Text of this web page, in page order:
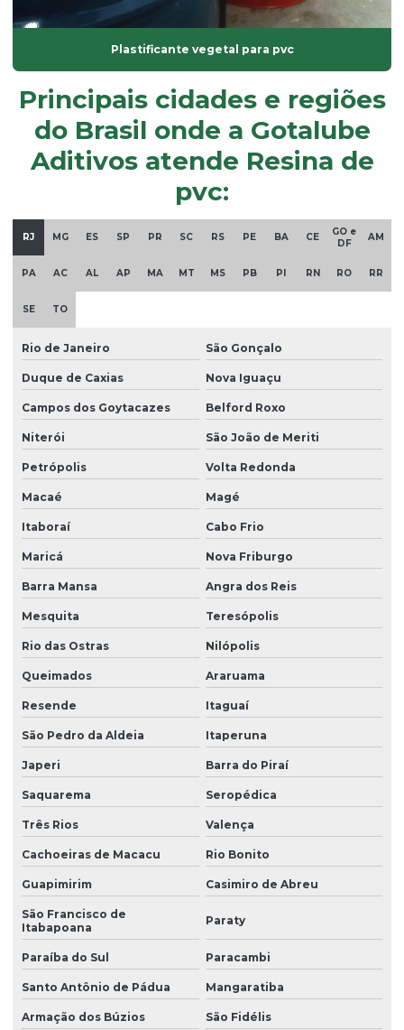
óleos plastificantes
Onde comprar plastificantes
óxido de alumínio
óxido de magnésio
óxido de zinco em pó
Plastificante de base vegetal atóxico
Plastificante de poliuretano
Plastificante vegetal para pvc
Plastisol
Plastisol para aplicações
Plastisol atóxico
Plastisol pvc
Querosene desodorizado
Querosene desodorizado preço
Redutor de viscosidade atóxico para pastas
Resina hidrocarbônica
Resina de pvc
Resina de pvc em pó
Retardante de chamas
Sebo em pó
Solvente atóxico
Solvente para tinta
Solventes industriais
Trióxido de antimônio
Zeólita onde comprar
Plastificante vegetal para pvc
Principais cidades e regiões
do Brasil onde a Gotalube
Aditivos atende Resina de
pvc:
RJ MG ES SP PR SC RS PE BA CE
GO e
DF
AM
PA AC AL AP MA MT MS PB PI RN RO RR
SE TO
Rio de Janeiro São Gonçalo
Duque de Caxias Nova Iguaçu
Campos dos Goytacazes Belford Roxo
Niterói São João de Meriti
Petrópolis Volta Redonda
Macaé Magé
Itaboraí Cabo Frio
Maricá Nova Friburgo
Barra Mansa Angra dos Reis
Mesquita Teresópolis
Rio das Ostras Nilópolis
Queimados Araruama
Resende Itaguaí
São Pedro da Aldeia Itaperuna
Japeri Barra do Piraí
Saquarema Seropédica
Três Rios Valença
Cachoeiras de Macacu Rio Bonito
Guapimirim Casimiro de Abreu
São Francisco de
Itabapoana
Paraty
Paraíba do Sul Paracambi
Santo Antônio de Pádua Mangaratiba
Armação dos Búzios São Fidélis